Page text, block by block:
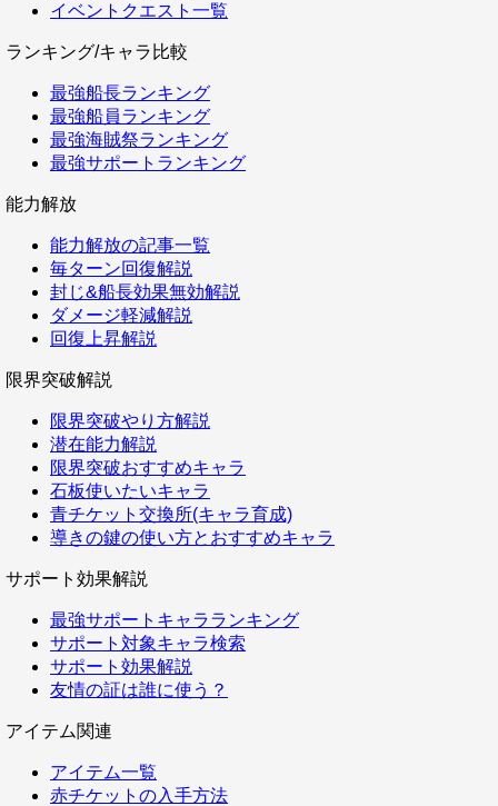
イベントクエスト一覧
ランキング/キャラ比較
最強船長ランキング
最強船員ランキング
最強海賊祭ランキング
最強サポートランキング
能力解放
能力解放の記事一覧
毎ターン回復解説
封じ&船長効果無効解説
ダメージ軽減解説
回復上昇解説
限界突破解説
限界突破やり方解説
潜在能力解説
限界突破おすすめキャラ
石板使いたいキャラ
青チケット交換所(キャラ育成)
導きの鍵の使い方とおすすめキャラ
サポート効果解説
最強サポートキャラランキング
サポート対象キャラ検索
サポート効果解説
友情の証は誰に使う？
アイテム関連
アイテム一覧
赤チケットの入手方法